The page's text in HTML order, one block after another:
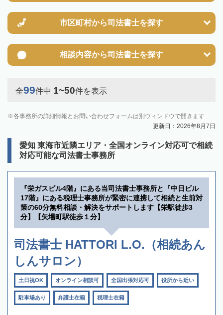
市区町村から司法書士を探す
相談内容から司法書士を探す
全99件中 1~50件を表示
各事務所の詳細情報とお問い合わせフォームは別ウィンドウで開きます
更新日：2026年8月7日
愛知 東海市近隣エリア・全国オンライン対応可で相続
対応可能な司法書士事務所
『栄ガスビル4階』にある当司法書士事務所と『中日ビル
17階』にある税理士事務所が緊密に連携して相続と生前対
策の60分無料相談・解決をサポートします【栄駅徒歩3
分】【矢場町駅徒歩１分】
司法書士 HATTORI L.O.（相続あん
しんサロン）
土日祝OK オンライン相談可 全国出張対応可 役所から近い
駐車場あり 弁護士在籍 税理士在籍